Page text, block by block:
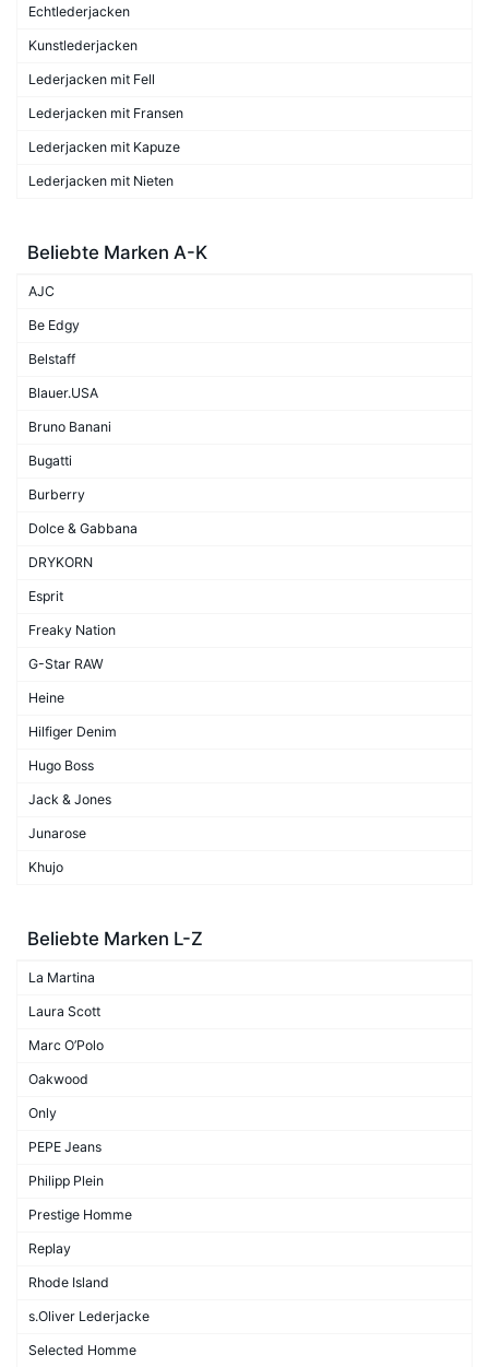
Echtlederjacken
Kunstlederjacken
Lederjacken mit Fell
Lederjacken mit Fransen
Lederjacken mit Kapuze
Lederjacken mit Nieten
Beliebte Marken A-K
AJC
Be Edgy
Belstaff
Blauer.USA
Bruno Banani
Bugatti
Burberry
Dolce & Gabbana
DRYKORN
Esprit
Freaky Nation
G-Star RAW
Heine
Hilfiger Denim
Hugo Boss
Jack & Jones
Junarose
Khujo
Beliebte Marken L-Z
La Martina
Laura Scott
Marc O’Polo
Oakwood
Only
PEPE Jeans
Philipp Plein
Prestige Homme
Replay
Rhode Island
s.Oliver Lederjacke
Selected Homme